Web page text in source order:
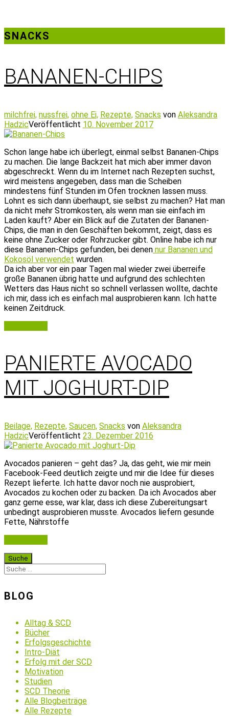
SNACKS
BANANEN-CHIPS
milchfrei, nussfrei, ohne Ei, Rezepte, Snacks von Aleksandra
HadzicVeröffentlicht 10. November 2017
Schon lange habe ich überlegt, einmal selbst Bananen-Chips
zu machen. Die lange Backzeit hat mich aber immer davon
abgeschreckt. Wenn du im Internet nach Rezepten suchst,
wird meistens angegeben, dass man die Scheiben
mindestens fünf Stunden im Ofen trocknen lassen muss.
Lohnt es sich dann überhaupt, sie selbst zu machen? Hat man
da nicht mehr Stromkosten, als wenn man sie einfach im
Laden kauft? Aber ein Blick auf die Zutaten der Bananen-
Chips, die man in den Geschäften bekommt, zeigt, dass es
keine ohne Zucker oder Rohrzucker gibt. Online habe ich nur
diese Bananen-Chips gefunden, bei denen nur Bananen und
Kokosöl verwendet wurden.
Da ich aber vor ein paar Tagen mal wieder zwei überreife
große Bananen übrig hatte und aufgrund des schlechten
Wetters das Haus nicht so schnell verlassen wollte, dachte
ich mir, dass ich es einfach mal ausprobieren kann. Ich hatte
keinen Zeitdruck.
PANIERTE AVOCADO
MIT JOGHURT-DIP
Beilage, Rezepte, Saucen, Snacks von Aleksandra
HadzicVeröffentlicht 23. Dezember 2016
Avocados panieren – geht das? Ja, das geht, wie mir mein
Facebook-Feed deutlich zeigte und mir die Idee für dieses
Rezept lieferte. Ich hatte davor noch nie ausprobiert,
Avocados zu kochen oder zu backen. Da ich Avocados aber
ganz gerne esse, war klar, dass ich diese Zubereitungsart
unbedingt ausprobieren musste. Avocados liefern gesunde
Fette, Nährstoffe
BLOG
Alltag & SCD
Bücher
Erfolgsgeschichte
Intro-Diät
Erfolg mit der SCD
Motivation
Studien
SCD Theorie
Alle Blogbeiträge
Alle Rezepte